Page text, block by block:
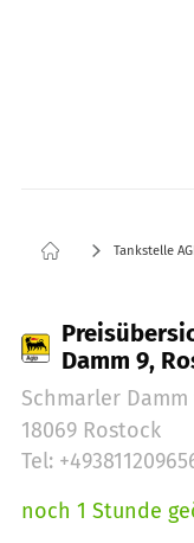
Tankstelle
Damm 9,
Schmarler Damm
18069 Rostock
Tel:
noch 1 Stunde